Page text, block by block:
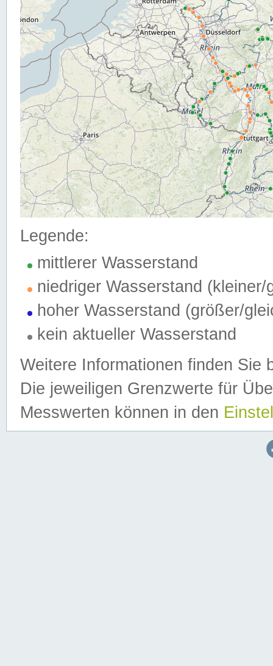
Legende:
mittlerer Wasserstand
niedriger Wasserstand (kleiner/
hoher Wasserstand (größer/
kein aktueller Wasserstand
Weitere Informationen finden Sie
Die jeweiligen Grenzwerte für
Messwerten können in den